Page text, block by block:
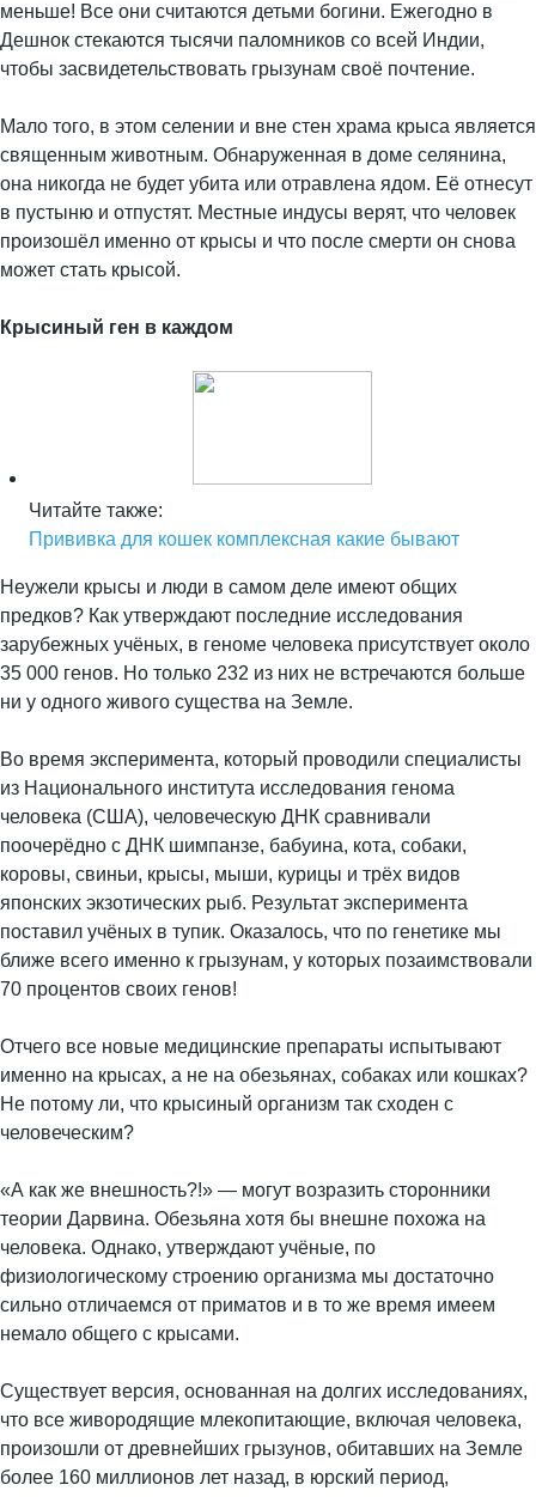
меньше! Все они считаются детьми богини. Ежегодно в
Дешнок стекаются тысячи паломников со всей Индии,
чтобы засвидетельствовать грызунам своё почтение.
Мало того, в этом селении и вне стен храма крыса является
священным животным. Обнаруженная в доме селянина,
она никогда не будет убита или отравлена ядом. Её отнесут
в пустыню и отпустят. Местные индусы верят, что человек
произошёл именно от крысы и что после смерти он снова
может стать крысой.
Крысиный ген в каждом
Читайте также:
Прививка для кошек комплексная какие бывают
Неужели крысы и люди в самом деле имеют общих
предков? Как утверждают последние исследования
зарубежных учёных, в геноме человека присутствует около
35 000 генов. Но только 232 из них не встречаются больше
ни у одного живого существа на Земле.
Во время эксперимента, который проводили специалисты
из Национального института исследования генома
человека (США), человеческую ДНК сравнивали
поочерёдно с ДНК шимпанзе, бабуина, кота, собаки,
коровы, свиньи, крысы, мыши, курицы и трёх видов
японских экзотических рыб. Результат эксперимента
поставил учёных в тупик. Оказалось, что по генетике мы
ближе всего именно к грызунам, у которых позаимствовали
70 процентов своих генов!
Отчего все новые медицинские препараты испытывают
именно на крысах, а не на обезьянах, собаках или кошках?
Не потому ли, что крысиный организм так сходен с
человеческим?
«А как же внешность?!» — могут возразить сторонники
теории Дарвина. Обезьяна хотя бы внешне похожа на
человека. Однако, утверждают учёные, по
физиологическому строению организма мы достаточно
сильно отличаемся от приматов и в то же время имеем
немало общего с крысами.
Существует версия, основанная на долгих исследованиях,
что все живородящие млекопитающие, включая человека,
произошли от древнейших грызунов, обитавших на Земле
более 160 миллионов лет назад, в юрский период,